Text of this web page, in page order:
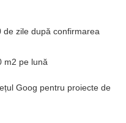
de zile după confirmarea
m2 pe lună
Goog pentru proiecte de